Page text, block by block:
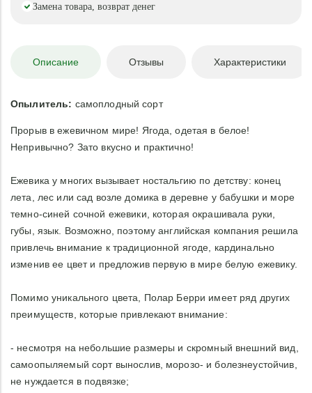
Замена товара, возврат денег
Описание Отзывы Характеристики
Опылитель: самоплодный сорт
Прорыв в ежевичном мире! Ягода, одетая в белое!
Непривычно? Зато вкусно и практично!
Ежевика у многих вызывает ностальгию по детству: конец
лета, лес или сад возле домика в деревне у бабушки и море
темно-синей сочной ежевики, которая окрашивала руки,
губы, язык. Возможно, поэтому английская компания решила
привлечь внимание к традиционной ягоде, кардинально
изменив ее цвет и предложив первую в мире белую ежевику.
Помимо уникального цвета, Полар Берри имеет ряд других
преимуществ, которые привлекают внимание:
- несмотря на небольшие размеры и скромный внешний вид,
самоопыляемый сорт вынослив, морозо- и болезнеустойчив,
не нуждается в подвязке;